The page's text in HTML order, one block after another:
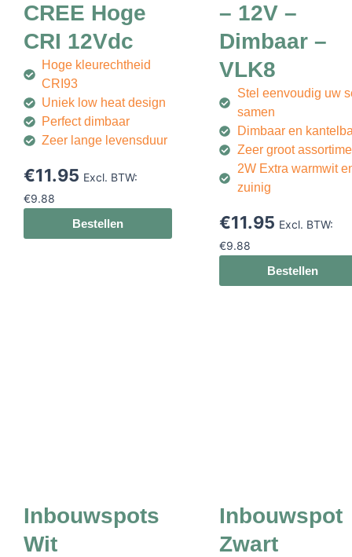
CREE Hoge
CRI 12Vdc
Hoge kleurechtheid
CRI93
Uniek low heat design
Perfect dimbaar
Zeer lange levensduur
€11.95 Excl. BTW:
€9.88
Bestellen
– 12V –
Dimbaar –
VLK8
Stel eenvoudig uw
samen
Dimbaar en
Zeer groot
2W Extra warmwit
zuinig
€11.95 Excl. BTW:
€9.88
Bestellen
Inbouwspots
Wit
Inbouwspot
Zwart